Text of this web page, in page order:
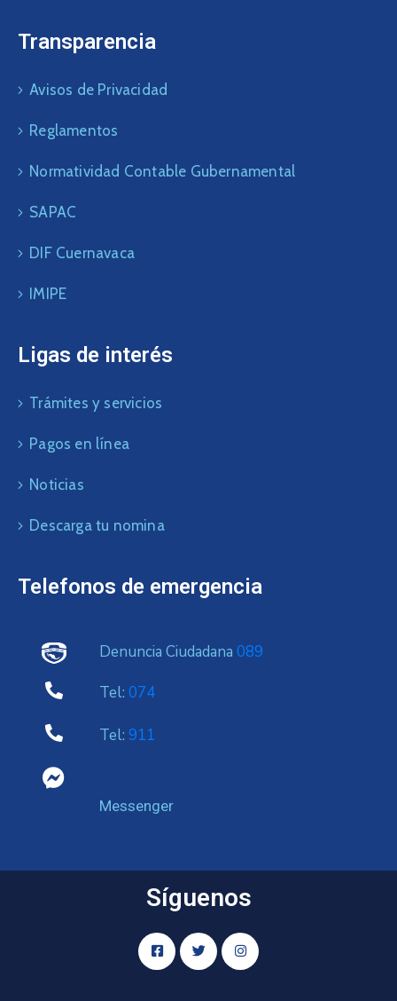
Transparencia
Avisos de Privacidad
Reglamentos
Normatividad Contable Gubernamental
SAPAC
DIF Cuernavaca
IMIPE
Ligas de interés
Trámites y servicios
Pagos en línea
Noticias
Descarga tu nomina
Telefonos de emergencia
Denuncia Ciudadana 089
Tel: 074
Tel: 911
Messenger
Síguenos